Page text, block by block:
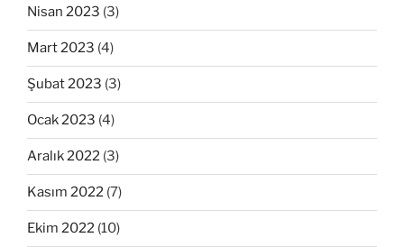
Nisan 2023 (3)
Mart 2023 (4)
Şubat 2023 (3)
Ocak 2023 (4)
Aralık 2022 (3)
Kasım 2022 (7)
Ekim 2022 (10)